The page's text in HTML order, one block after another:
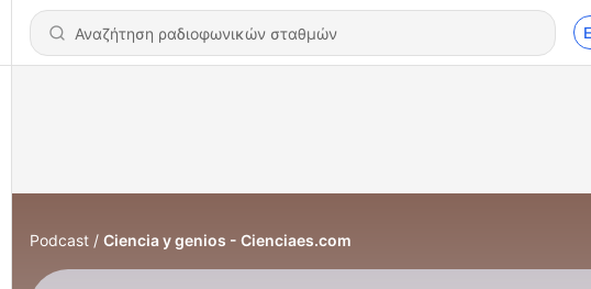
Podcast Ciencia y genios - Cienciaes.com